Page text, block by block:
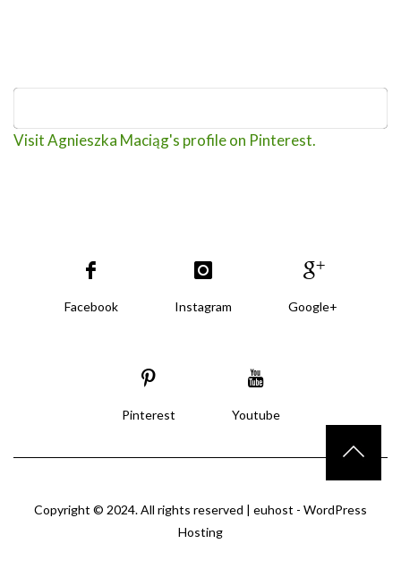
Visit Agnieszka Maciąg's profile on Pinterest.
Facebook Instagram Google+
Pinterest Youtube
Copyright © 2024. All rights reserved | euhost - WordPress
Hosting